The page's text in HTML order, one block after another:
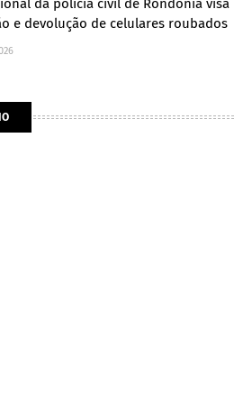
da polícia civil de Rondônia visa
e devolução de celulares roubados